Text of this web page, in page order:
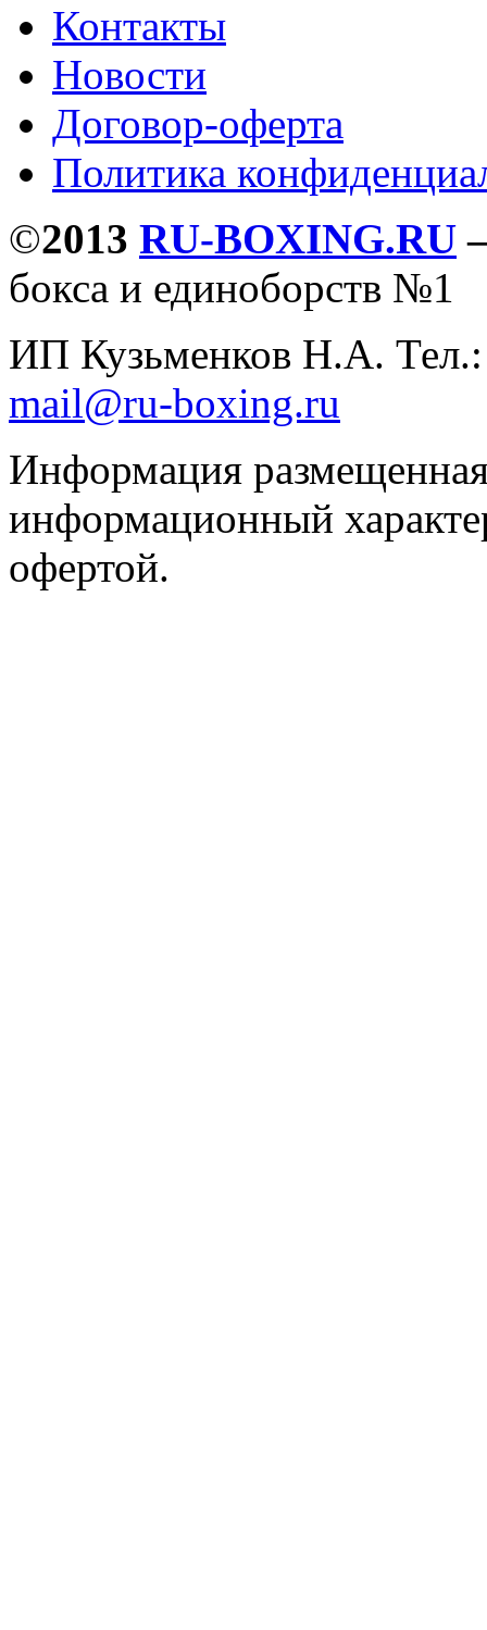
Контакты
Новости
Договор-оферта
Политика
©2013 RU-BOXING.RU
бокса и единоборств №1
ИП Кузьменков Н.А.
mail@ru-boxing.ru
Информация
информационный
офертой.